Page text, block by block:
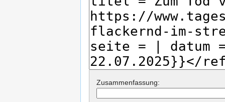
Zusammenfassung: